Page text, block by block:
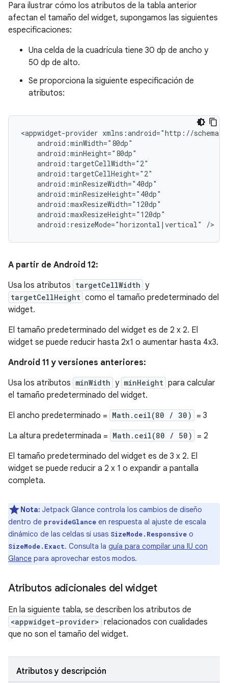
Para ilustrar cómo los atributos de la tabla anterior
afectan el tamaño del widget, supongamos las siguientes
especificaciones:
Una celda de la cuadrícula tiene 30 dp de ancho y
50 dp de alto.
Se proporciona la siguiente especificación de
atributos:
<appwidget-provider
android:resizeMode="horizontal|vertical"
A partir de Android 12:
Usa los atributos targetCellWidth y
targetCellHeight como el tamaño predeterminado del
widget.
El tamaño predeterminado del widget es de 2 x 2. El
widget se puede reducir hasta 2x1 o aumentar hasta 4x3.
Android 11 y versiones anteriores:
Usa los atributos minWidth y minHeight para calcular
el tamaño predeterminado del widget.
El ancho predeterminado = Math.ceil(80 / 30)
= 3
La altura predeterminada = Math.ceil(80 / 50)
= 2
El tamaño predeterminado del widget es de 3 x 2. El
widget se puede reducir a 2 x 1 o expandir a pantalla
completa.
Nota: Jetpack Glance controla los cambios de diseño
dentro de provideGlance en respuesta al ajuste de escala
dinámico de las celdas si usas SizeMode.Responsive o
SizeMode.Exact. Consulta la guía para compilar una IU con
Glance para aprovechar estos modos.
Atributos adicionales del widget
En la siguiente tabla, se describen los atributos de
<appwidget-provider> relacionados con cualidades
que no son el tamaño del widget.
Atributos y descripción